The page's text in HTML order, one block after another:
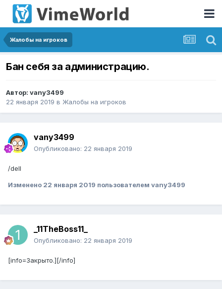
Жалобы на игроков
Бан себя за администрацию.
Автор: vany3499
22 января 2019 в Жалобы на игроков
vany3499
Опубликовано: 22 января 2019
/dell
Изменено 22 января 2019 пользователем vany3499
_11TheBoss11_
Опубликовано: 22 января 2019
[info=Закрыто.][/info]